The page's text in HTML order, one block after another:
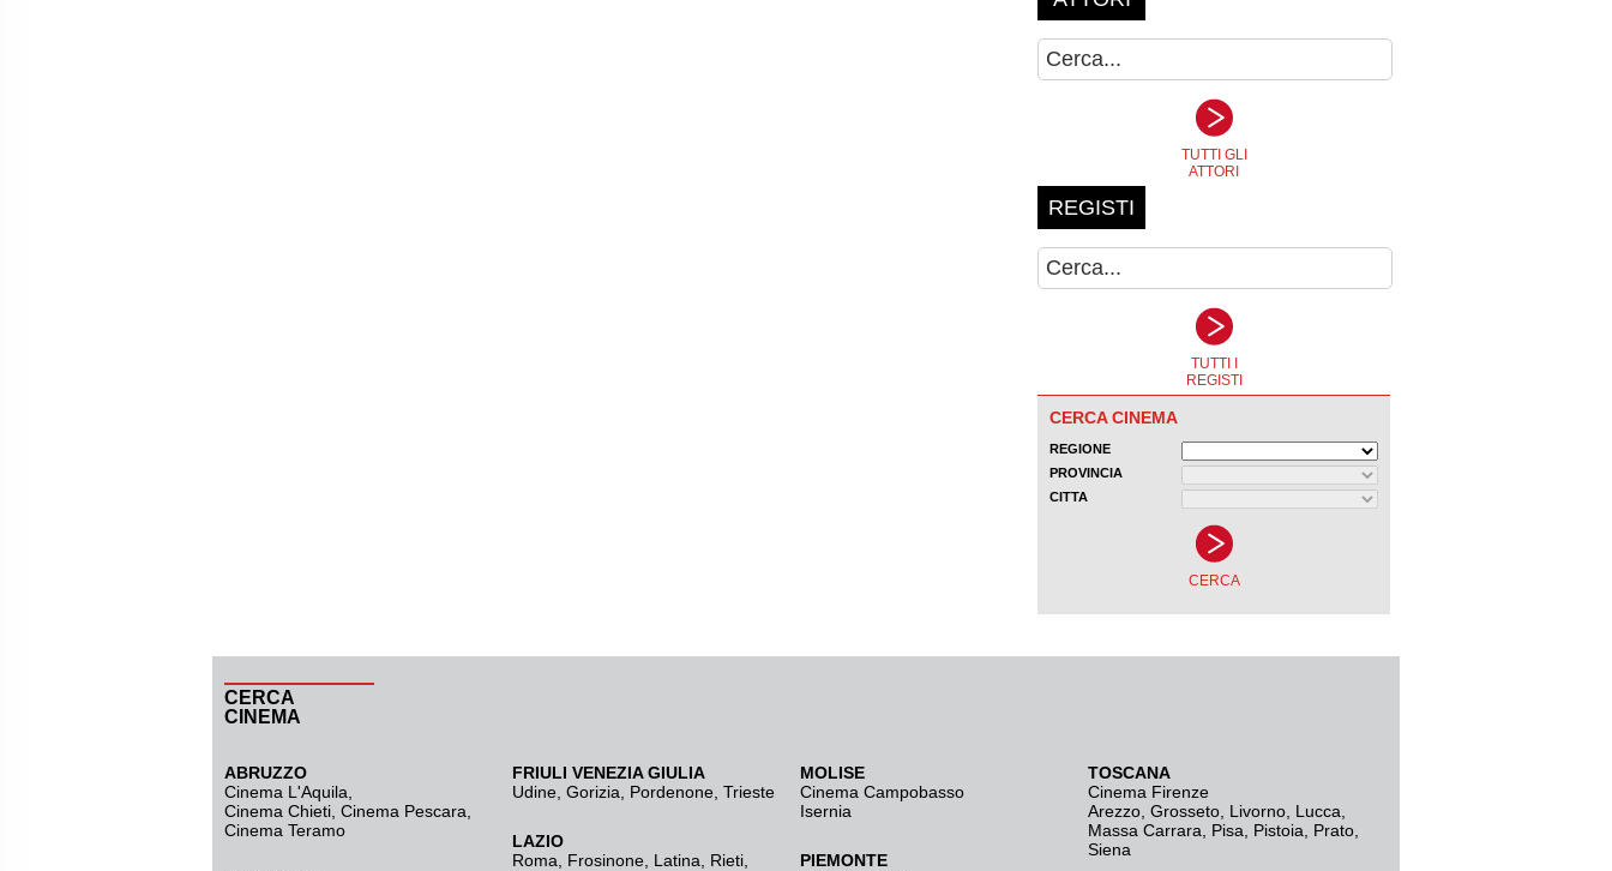
CERCA
CINEMA
ABRUZZO
Cinema L'Aquila
Cinema Chieti, Cinema Pescara,
Cinema Teramo
FRIULI VENEZIA GIULIA
Udine Gorizia Pordenone Trieste
LAZIO
Roma
Frosinone Latina Rieti
MOLISE
Cinema Campobasso
Isernia
PIEMONTE
TOSCANA
Cinema Firenze
Arezzo Grosseto Livorno Lucca
Massa Carrara
Pisa Pistoia Prato
Siena